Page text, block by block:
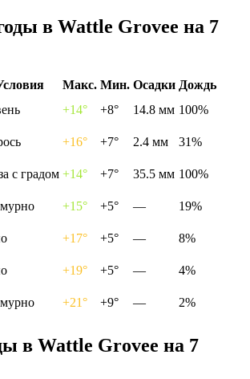
в Wattle Groveе на 7
Макс. Мин. Осадки Дождь
+14° +8° 14.8 мм 100%
+16° +7° 2.4 мм
31%
с градом +14° +7° 35.5 мм 100%
+15° +5° —
19%
+17° +5° —
8%
+19° +5° —
4%
+21° +9° — 2%
в Wattle Groveе на 7